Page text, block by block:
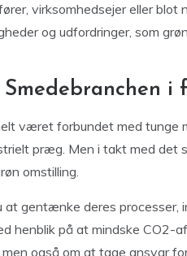
virksomhedsejer eller blot
og udfordringer, som
i
været forbundet med tunge
præg. Men i takt med det
omstilling.
at gentænke deres
henblik på at mindske CO2-
også om at tage ansvar